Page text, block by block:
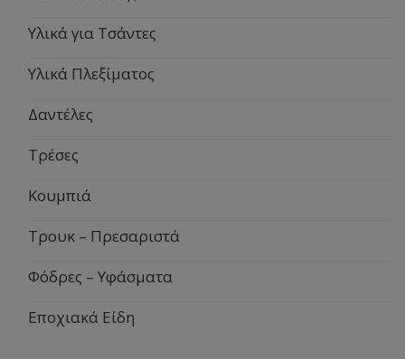
Υλικά για Τσάντες
Υλικά Πλεξίματος
Δαντέλες
Τρέσες
Κουμπιά
Τρουκ – Πρεσαριστά
Φόδρες – Υφάσματα
Εποχιακά Είδη